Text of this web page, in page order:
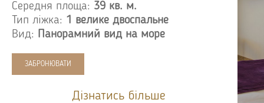
Середня площа: 39 кв. м.
Тип ліжка: 1 велике двоспальне
Вид: Панорамний вид на море
ЗАБРОНЮВАТИ
Дізнатись більше